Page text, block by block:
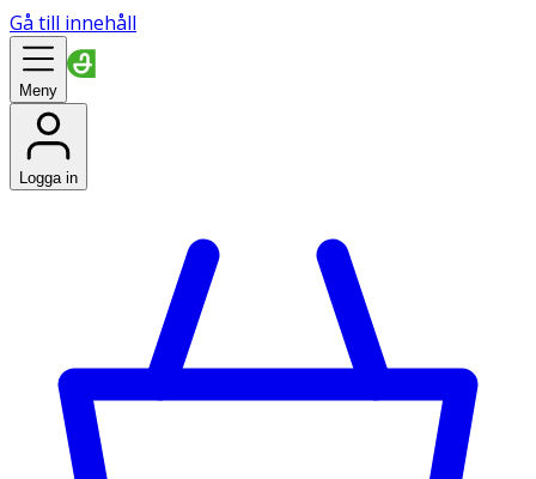
Gå till innehåll
Meny
Logga in